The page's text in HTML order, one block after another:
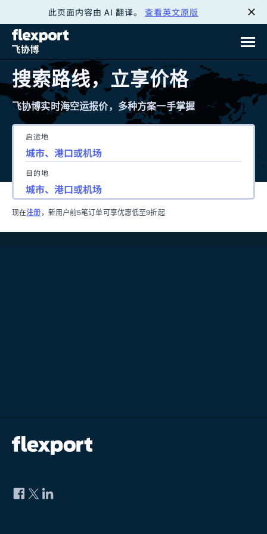
此页面内容由 AI 翻译。 查看英文原版
搜索路线，立享价格
飞协博实时海空运报价，多种方案一手掌握
启运地
目的地
现在注册 ，新用户前5笔订单可享优惠低至9折起